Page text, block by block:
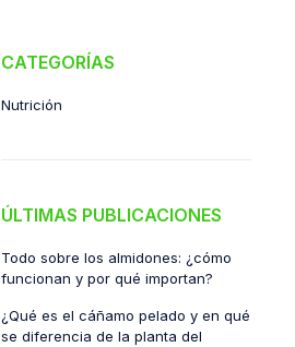
CATEGORÍAS
Nutrición
ÚLTIMAS PUBLICACIONES
Todo sobre los almidones: ¿cómo
funcionan y por qué importan?
¿Qué es el cáñamo pelado y en qué
se diferencia de la planta del